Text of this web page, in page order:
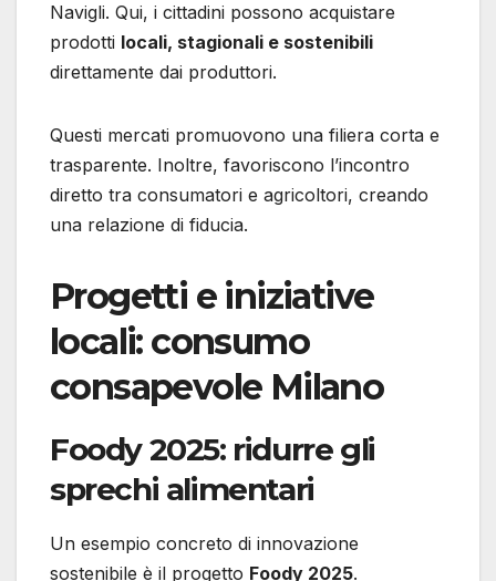
Navigli. Qui, i cittadini possono acquistare
prodotti locali, stagionali e sostenibili
direttamente dai produttori.
Questi mercati promuovono una filiera corta e
trasparente. Inoltre, favoriscono l’incontro
diretto tra consumatori e agricoltori, creando
una relazione di fiducia.
Progetti e iniziative
locali: consumo
consapevole Milano
Foody 2025: ridurre gli
sprechi alimentari
Un esempio concreto di innovazione
sostenibile è il progetto Foody 2025.